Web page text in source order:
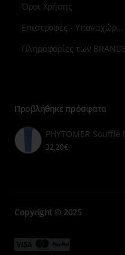
7
Όροι Χρήσης
Επιστροφές - Υπαναχώρηση
Πληροφορίες των
Προβλήθηκε πρόσφατα
32,20€
Copyright © 2025